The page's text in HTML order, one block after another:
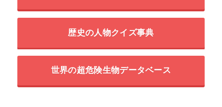
歴史の人物クイズ事典
世界の超危険生物データベース